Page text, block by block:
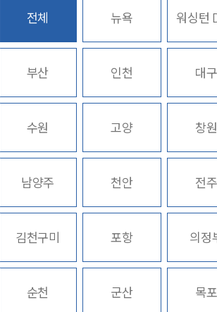
전체 뉴욕 워싱턴
부산 인천 대구
수원 고양 창원
남양주 천안 전주
김천구미 포항 의정
순천 군산 목포